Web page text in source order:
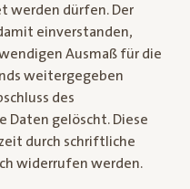
werden dürfen. Der
einverstanden,
Ausmaß für die
weitergegeben
des
Daten gelöscht. Diese
durch schriftliche
widerrufen werden.